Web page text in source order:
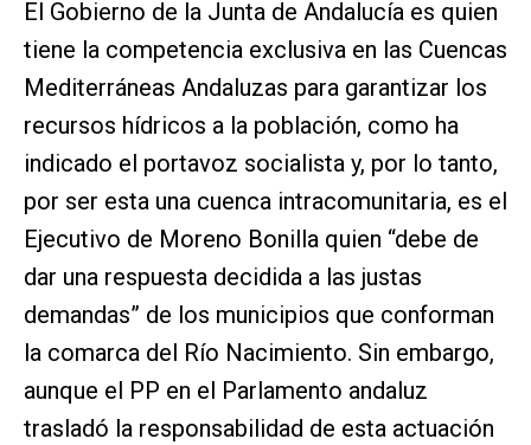
El Gobierno de la Junta de Andalucía es quien
tiene la competencia exclusiva en las Cuencas
Mediterráneas Andaluzas para garantizar los
recursos hídricos a la población, como ha
indicado el portavoz socialista y, por lo tanto,
por ser esta una cuenca intracomunitaria, es el
Ejecutivo de Moreno Bonilla quien “debe de
dar una respuesta decidida a las justas
demandas” de los municipios que conforman
la comarca del Río Nacimiento. Sin embargo,
aunque el PP en el Parlamento andaluz
trasladó la responsabilidad de esta actuación